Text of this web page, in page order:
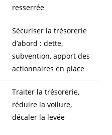
resserrée
Sécuriser la trésorerie
d’abord : dette,
subvention, apport des
actionnaires en place
Traiter la trésorerie,
réduire la voilure,
décaler la levée